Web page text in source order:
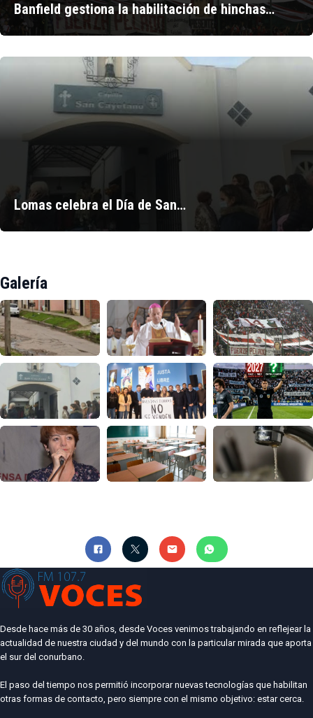
Banfield gestiona la habilitación de hinchas…
Lomas celebra el Día de San…
Galería
Desde hace más de 30 años, desde Voces venimos trabajando en reflejear la
actualidad de nuestra ciudad y del mundo con la particular mirada que aporta
el sur del conurbano.
El paso del tiempo nos permitió incorporar nuevas tecnologías que habilitan
otras formas de contacto, pero siempre con el mismo objetivo: estar cerca.